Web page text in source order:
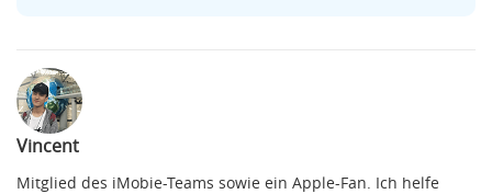
Vincent
Mitglied des iMobie-Teams sowie ein Apple-Fan. Ich helfe